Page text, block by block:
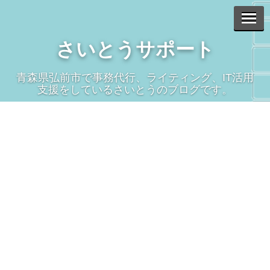
さいとうサポート
青森県弘前市で事務代行、ライティング、IT活用
支援をしているさいとうのブログです。